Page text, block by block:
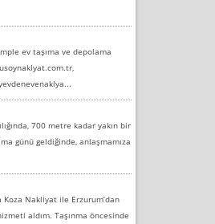
ev taşıma ve depolama
700 metre kadar yakın bir
günü geldiğinde, anlaşmamıza
Nakliyat ile Erzurum’dan
aldım. Taşınma öncesinde